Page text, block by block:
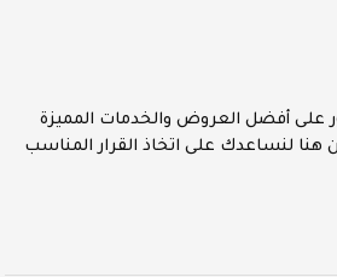
أفضل العروض والخدمات المميزة
لنساعدك على اتخاذ القرار المناسب